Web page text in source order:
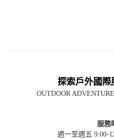
探索戶外國際
OUTDOOR
服務
週一至週五 9:00-